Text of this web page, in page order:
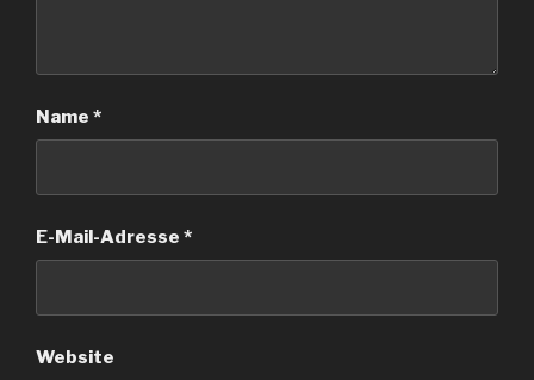
Name *
E-Mail-Adresse *
Website